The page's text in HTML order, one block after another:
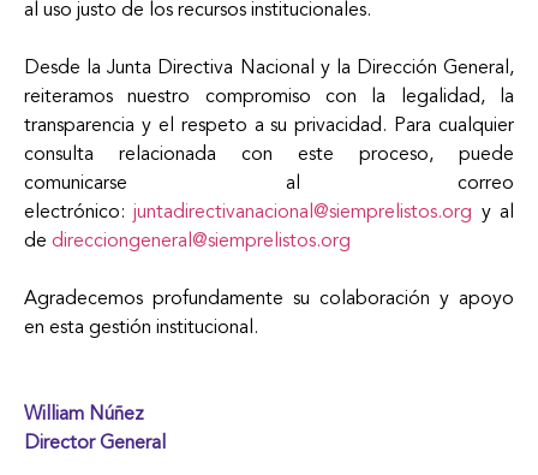
al uso justo de los recursos institucionales.
Desde la Junta Directiva Nacional y la Dirección General,
reiteramos nuestro compromiso con la legalidad, la
transparencia y el respeto a su privacidad. Para cualquier
consulta relacionada con este proceso, puede
comunicarse al correo
electrónico:juntadirectivanacional@siemprelistos.org y al
de direcciongeneral@siemprelistos.org
Agradecemos profundamente su colaboración y apoyo
en esta gestión institucional.
William Núñez
Director General